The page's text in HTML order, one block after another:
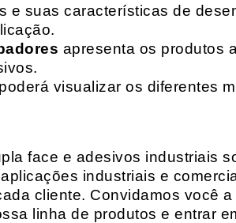
e suas características de
apresenta os produtos
visualizar os diferentes
face e adesivos industriais
industriais e
cliente. Convidamos você
linha de produtos e entrar